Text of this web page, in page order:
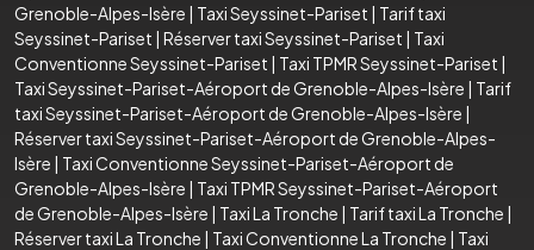
Grenoble-Alpes-Isère | Taxi Seyssinet-Pariset | Tarif taxi
Seyssinet-Pariset | Réserver taxi Seyssinet-Pariset | Taxi
Conventionne Seyssinet-Pariset | Taxi TPMR Seyssinet-Pariset |
Taxi Seyssinet-Pariset-Aéroport de Grenoble-Alpes-Isère | Tarif
taxi Seyssinet-Pariset-Aéroport de Grenoble-Alpes-Isère |
Réserver taxi Seyssinet-Pariset-Aéroport de Grenoble-Alpes-
Isère | Taxi Conventionne Seyssinet-Pariset-Aéroport de
Grenoble-Alpes-Isère | Taxi TPMR Seyssinet-Pariset-Aéroport
de Grenoble-Alpes-Isère | Taxi La Tronche | Tarif taxi La Tronche |
Réserver taxi La Tronche | Taxi Conventionne La Tronche | Taxi